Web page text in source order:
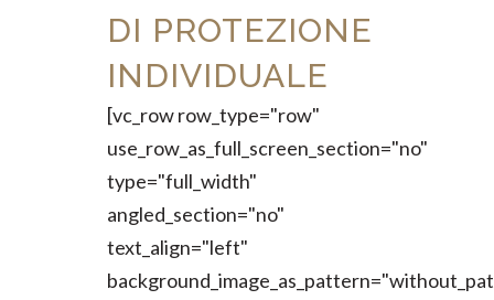
DI PROTEZIONE
INDIVIDUALE
[vc_row row_type="row"
use_row_as_full_screen_section="no"
type="full_width"
angled_section="no"
text_align="left"